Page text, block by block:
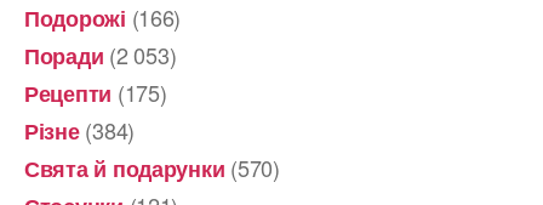
Подорожі (166)
Поради (2 053)
Рецепти (175)
Різне(384)
Свята й подарунки (570)